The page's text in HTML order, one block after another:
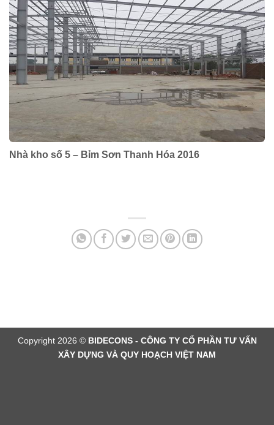
Nhà kho số 5 – Bỉm Sơn Thanh Hóa 2016
Copyright 2026 © BIDECONS - CÔNG TY CỔ PHẦN TƯ VẤN
XÂY DỰNG VÀ QUY HOẠCH VIỆT NAM